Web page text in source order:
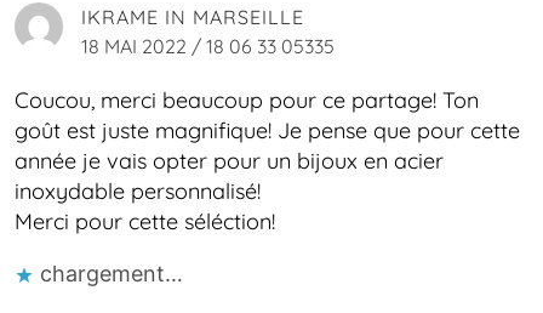
IKRAME IN MARSEILLE
18 MAI 2022 / 18 06 33 05335
Coucou, merci beaucoup pour ce partage! Ton
goût est juste magnifique! Je pense que pour cette
année je vais opter pour un bijoux en acier
inoxydable personnalisé!
Merci pour cette séléction!
chargement…